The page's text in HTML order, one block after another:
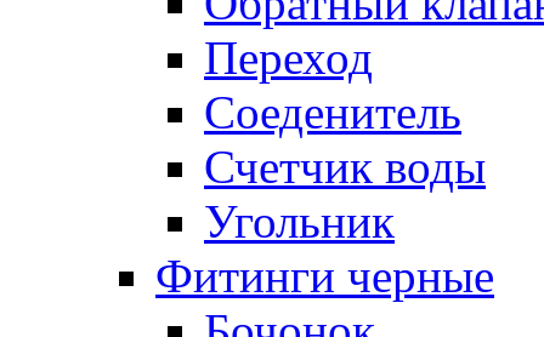
Переход
Соеденитель
Счетчик воды
Угольник
Фитинги черные